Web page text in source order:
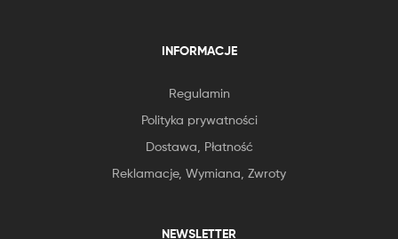
INFORMACJE
Regulamin
Polityka prywatności
Dostawa, Płatność
Reklamacje, Wymiana, Zwroty
NEWSLETTER